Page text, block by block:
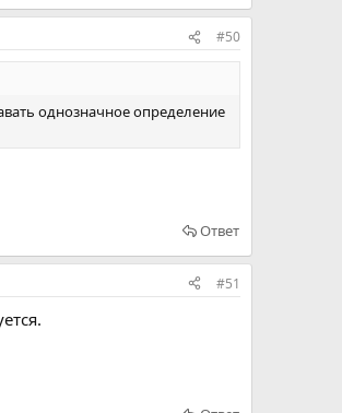
#50
однозначное определение
Ответ
#51